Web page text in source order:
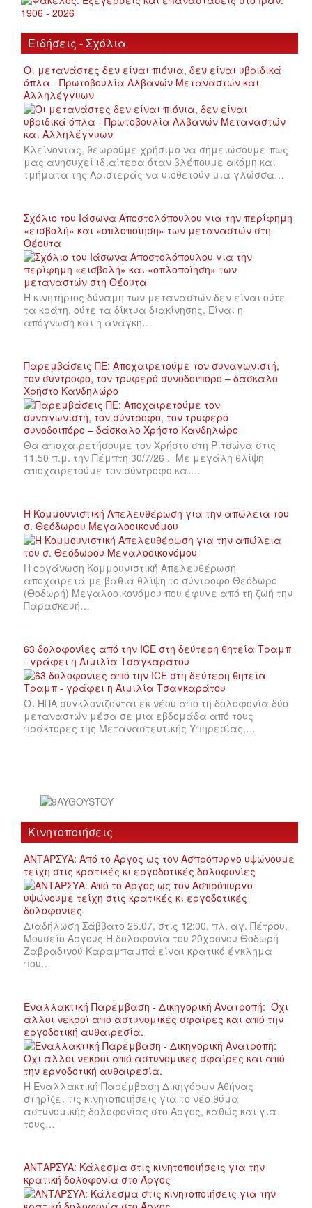
Ειδήσεις - Σχόλια
Οι μετανάστες δεν είναι πιόνια, δεν είναι υβριδικά
όπλα - Πρωτοβουλία Αλβανών Μεταναστών και
Αλληλέγγυων
Κλείνοντας, θεωρούμε χρήσιμο να σημειώσουμε πως
μας ανησυχεί ιδιαίτερα όταν βλέπουμε ακόμη και
τμήματα της Αριστεράς να υιοθετούν μια γλώσσα…
Σχόλιο του Ιάσωνα Αποστολόπουλου για την περίφημη
«εισβολή» και «οπλοποίηση» των μεταναστών στη
Θέουτα
Η κινητήριος δύναμη των μεταναστών δεν είναι ούτε
τα κράτη, ούτε τα δίκτυα διακίνησης. Είναι η
απόγνωση και η ανάγκη…
Παρεμβάσεις ΠΕ: Αποχαιρετούμε τον συναγωνιστή,
τον σύντροφο, τον τρυφερό συνοδοιπόρο – δάσκαλο
Χρήστο Κανδηλώρο
Θα αποχαιρετήσουμε τον Χρήστο στη Ριτσώνα στις
11.50 π.μ. την Πέμπτη 30/7/26 . Με μεγάλη θλίψη
αποχαιρετούμε τον σύντροφο και…
Η Κομμουνιστική Απελευθέρωση για την απώλεια του
σ. Θεόδωρου Μεγαλοοικονόμου
Η οργάνωση Κομμουνιστική Απελευθέρωση
αποχαιρετά με βαθιά θλίψη το σύντροφο Θεόδωρο
(Θοδωρή) Μεγαλοοικονόμου που έφυγε από τη ζωή την
Παρασκευή…
63 δολοφονίες από την ICE στη δεύτερη θητεία Τραμπ
- γράφει η Αιμιλία Τσαγκαράτου
Οι ΗΠΑ συγκλονίζονται εκ νέου από τη δολοφονία δύο
μεταναστών μέσα σε μια εβδομάδα από τους
πράκτορες της Μεταναστευτικής Υπηρεσίας,…
Κινητοποιήσεις
ΑΝΤΑΡΣΥΑ: Από το Άργος ως τον Ασπρόπυργο υψώνουμε
τείχη στις κρατικές κι εργοδοτικές δολοφονίες
Διαδήλωση Σάββατο 25.07, στις 12:00, πλ. αγ. Πέτρου,
Μουσείο Άργους Η δολοφονία του 20χρονου Θοδωρή
Ζαβραδινού Καραμπαμπά είναι κρατικό έγκλημα
που…
Εναλλακτική Παρέμβαση - Δικηγορική Ανατροπή: Όχι
άλλοι νεκροί από αστυνομικές σφαίρες και από την
εργοδοτική αυθαιρεσία.
Η Εναλλακτική Παρέμβαση Δικηγόρων Αθήνας
στηρίζει τις κινητοποιήσεις για το νέο θύμα
αστυνομικής δολοφονίας στο Άργος, καθώς και για
τους…
ΑΝΤΑΡΣΥΑ: Κάλεσμα στις κινητοποιήσεις για την
κρατική δολοφονία στο Άργος